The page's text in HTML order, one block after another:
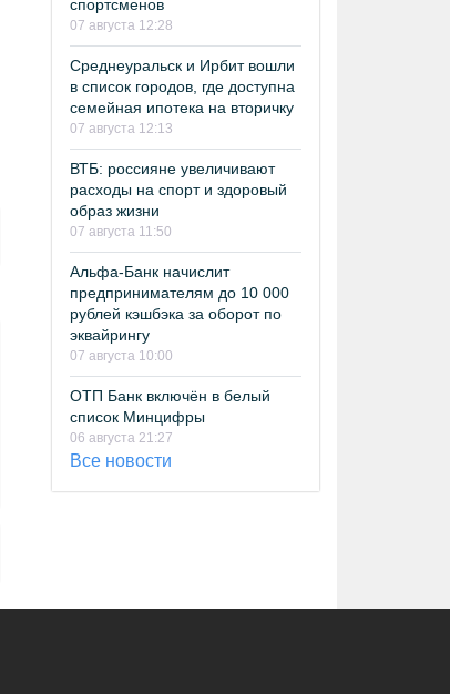
спортсменов
07 августа 12:28
Среднеуральск и Ирбит вошли
в список городов, где доступна
семейная ипотека на вторичку
07 августа 12:13
ВТБ: россияне увеличивают
расходы на спорт и здоровый
образ жизни
07 августа 11:50
Альфа-Банк начислит
предпринимателям до 10 000
рублей кэшбэка за оборот по
эквайрингу
07 августа 10:00
ОТП Банк включён в белый
список Минцифры
06 августа 21:27
Все новости